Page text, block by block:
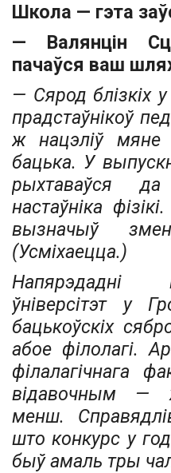
Школа — гэта
— Валянцін
пачаўся ваш
— Сярод блізкіх
прадстаўнікоў
ж нацэліў
бацька. У
рыхтаваўся
настаўніка
вызначыў
(Усміхаецца.)
Напярэдадні
ўніверсітэт у
бацькоўскіх
абое філолагі.
філалагічнага
відавочным —
менш.
што конкурс у
быў амаль тры